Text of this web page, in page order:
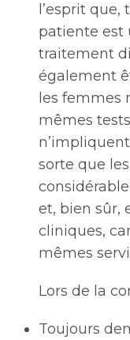
l’esprit
patiente est
traitement
également
les femmes
mêmes
sorte que
et, bien sûr,
cliniques,
mêmes
Lors de la
Toujours